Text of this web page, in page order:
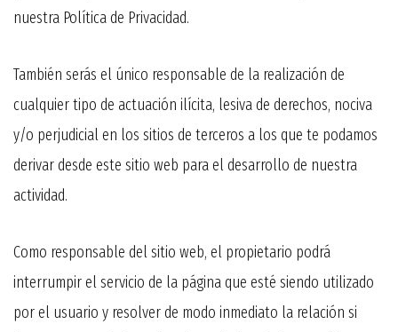
nuestra Política de Privacidad.
También serás el único responsable de la realización de
cualquier tipo de actuación ilícita, lesiva de derechos, nociva
y/o perjudicial en los sitios de terceros a los que te podamos
derivar desde este sitio web para el desarrollo de nuestra
actividad.
Como responsable del sitio web, el propietario podrá
interrumpir el servicio de la página que esté siendo utilizado
por el usuario y resolver de modo inmediato la relación si